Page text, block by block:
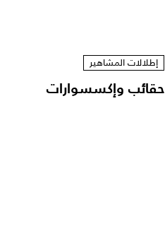
إطلالات المشاهير
حقائب وإكسسوارات